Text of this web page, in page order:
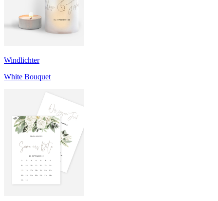
Windlichter
White Bouquet